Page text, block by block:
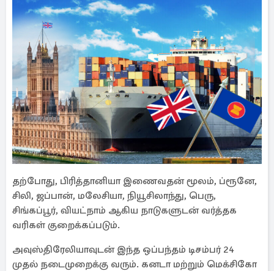
தற்போது, பிரித்தானியா இணைவதன் மூலம், ப்ரூனே,
சிலி, ஜப்பான், மலேசியா, நியூசிலாந்து, பெரு,
சிங்கப்பூர், வியட்நாம் ஆகிய நாடுகளுடன் வர்த்தக
வரிகள் குறைக்கப்படும்.
அவுஸ்திரேலியாவுடன் இந்த ஒப்பந்தம் டிசம்பர் 24
முதல் நடைமுறைக்கு வரும். கனடா மற்றும் மெக்சிகோ